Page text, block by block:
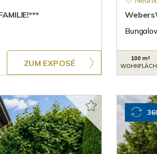
ZUM EXPOSÉ
100 m²